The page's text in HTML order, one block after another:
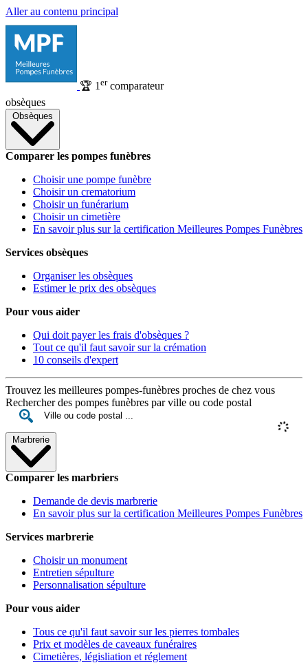
Aller au contenu principal
🏆 1 ercomparateur
obsèques
Obsèques
Comparer les pompes funèbres
Choisir une pompe funèbre
Choisir un crematorium
Choisir un funérarium
Choisir un cimetière
En savoir plus sur la certification Meilleures Pompes Funèbres
Services obsèques
Organiser les obsèques
Estimer le prix des obsèques
Pour vous aider
Qui doit payer les frais d'obsèques ?
Tout ce qu'il faut savoir sur la crémation
10 conseils d'expert
Trouvez les meilleures pompes-funèbres proches de chez vous
Rechercher des pompes funèbres par ville ou code postal
Marbrerie
Comparer les marbriers
Demande de devis marbrerie
En savoir plus sur la certification Meilleures Pompes Funèbres
Services marbrerie
Choisir un monument
Entretien sépulture
Personnalisation sépulture
Pour vous aider
Tous ce qu'il faut savoir sur les pierres tombales
Prix et modèles de caveaux funéraires
Cimetières, législiation et réglement